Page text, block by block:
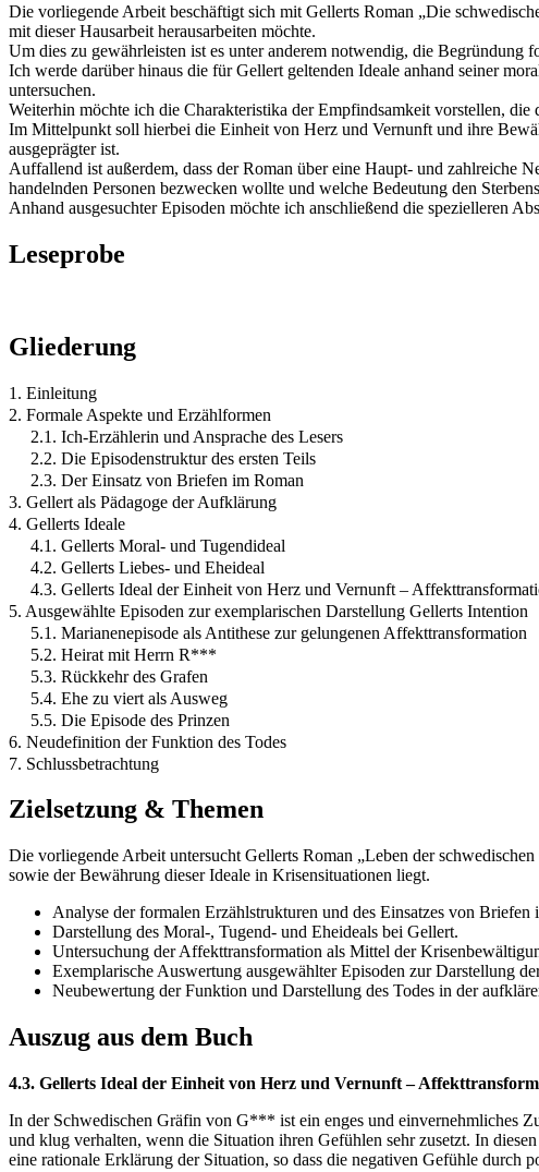
Die vorliegende Arbeit beschäftigt sich mit Gellerts Roman „Die
mit dieser Hausarbeit herausarbeiten möchte.
Um dies zu gewährleisten ist es unter anderem notwendig, die Begründung
Ich werde darüber hinaus die für Gellert geltenden Ideale anhand seiner
untersuchen.
Weiterhin möchte ich die Charakteristika der Empfindsamkeit vorstellen,
Im Mittelpunkt soll hierbei die Einheit von Herz und Vernunft und ihre
ausgeprägter ist.
Auffallend ist außerdem, dass der Roman über eine Haupt- und zahlreiche
handelnden Personen bezwecken wollte und welche Bedeutung den
Anhand ausgesuchter Episoden möchte ich anschließend die spezielleren
Leseprobe
Gliederung
1. Einleitung
2. Formale Aspekte und Erzählformen
2.1. Ich-Erzählerin und Ansprache des Lesers
2.2. Die Episodenstruktur des ersten Teils
2.3. Der Einsatz von Briefen im Roman
3. Gellert als Pädagoge der Aufklärung
4. Gellerts Ideale
4.1. Gellerts Moral- und Tugendideal
4.2. Gellerts Liebes- und Eheideal
4.3. Gellerts Ideal der Einheit von Herz und Vernunft –
5. Ausgewählte Episoden zur exemplarischen Darstellung Gellerts Intention
5.1. Marianenepisode als Antithese zur gelungenen Affekttransformation
5.2. Heirat mit Herrn R***
5.3. Rückkehr des Grafen
5.4. Ehe zu viert als Ausweg
5.5. Die Episode des Prinzen
6. Neudefinition der Funktion des Todes
7. Schlussbetrachtung
Zielsetzung & Themen
Die vorliegende Arbeit untersucht Gellerts Roman „Leben der
sowie der Bewährung dieser Ideale in Krisensituationen liegt.
Analyse der formalen Erzählstrukturen und des Einsatzes von Briefen
Darstellung des Moral-, Tugend- und Eheideals bei Gellert.
Untersuchung der Affekttransformation als Mittel der
Exemplarische Auswertung ausgewählter Episoden zur Darstellung
Neubewertung der Funktion und Darstellung des Todes in der
Auszug aus dem Buch
4.3. Gellerts Ideal der Einheit von Herz und Vernunft –
In der Schwedischen Gräfin von G*** ist ein enges und einvernehmliches
und klug verhalten, wenn die Situation ihren Gefühlen sehr zusetzt. In
eine rationale Erklärung der Situation, so dass die negativen Gefühle durch